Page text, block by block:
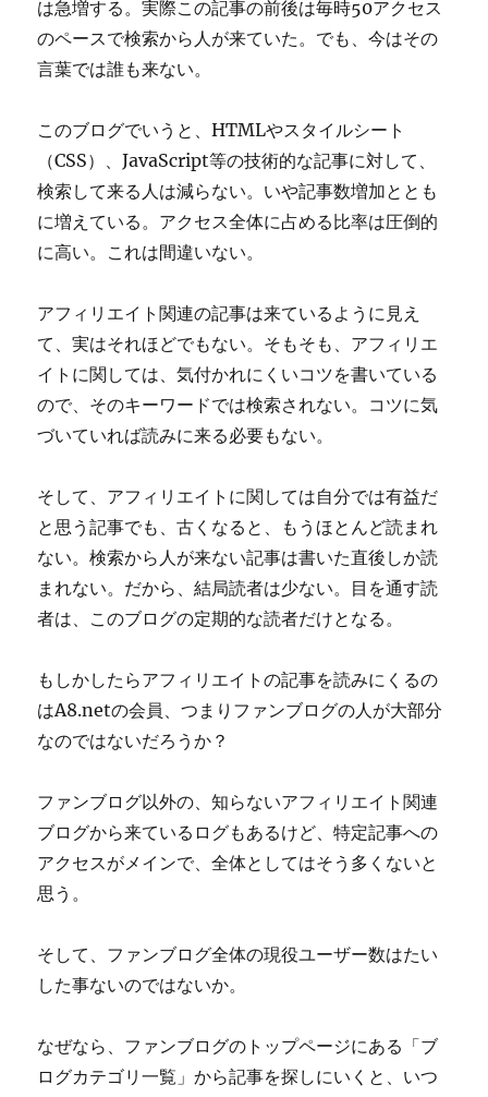
は急増する。実際この記事の前後は毎時50アクセス
のペースで検索から人が来ていた。でも、今はその
言葉では誰も来ない。
このブログでいうと、HTMLやスタイルシート
（CSS）、JavaScript等の技術的な記事に対して、
検索して来る人は減らない。いや記事数増加ととも
に増えている。アクセス全体に占める比率は圧倒的
に高い。これは間違いない。
アフィリエイト関連の記事は来ているように見え
て、実はそれほどでもない。そもそも、アフィリエ
イトに関しては、気付かれにくいコツを書いている
ので、そのキーワードでは検索されない。コツに気
づいていれば読みに来る必要もない。
そして、アフィリエイトに関しては自分では有益だ
と思う記事でも、古くなると、もうほとんど読まれ
ない。検索から人が来ない記事は書いた直後しか読
まれない。だから、結局読者は少ない。目を通す読
者は、このブログの定期的な読者だけとなる。
もしかしたらアフィリエイトの記事を読みにくるの
はA8.netの会員、つまりファンブログの人が大部分
なのではないだろうか？
ファンブログ以外の、知らないアフィリエイト関連
ブログから来ているログもあるけど、特定記事への
アクセスがメインで、全体としてはそう多くないと
思う。
そして、ファンブログ全体の現役ユーザー数はたい
した事ないのではないか。
なぜなら、ファンブログのトップページにある「ブ
ログカテゴリ一覧」から記事を探しにいくと、いつ